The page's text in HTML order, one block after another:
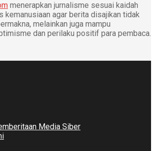
menerapkan jurnalisme sesuai kaidah
kemanusiaan agar berita disajikan tidak
melainkan juga mampu
dan perilaku positif para pembaca.
Media Siber